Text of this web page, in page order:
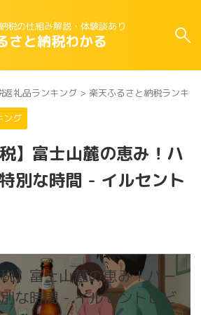
税の仕組み解説・体験談あり
さと納税わかる
礼品ランキング > 楽天ふるさと納税ランキン
ング
】富士山麓の恵み！ハ
別な時間 - イルセント
税】富士山麓の恵み！ハー
な時間 - イルセントビビ